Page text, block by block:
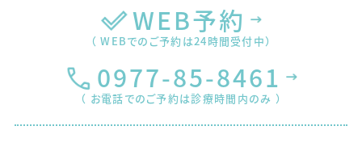
WEB予約
（ WEBでのご予約は24時間受付中）
0977-85-8461
（ お電話でのご予約は診療時間内のみ ）